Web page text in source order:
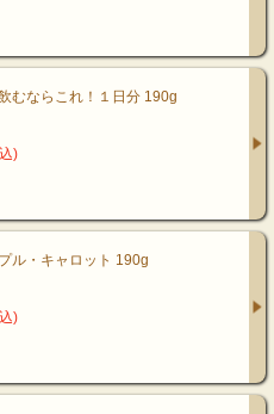
むならこれ！１日分 190g
)
ル・キャロット 190g
)